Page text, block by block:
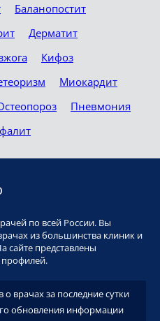
Баланопостит
Дерматит
Кифоз
Миокардит
Пневмония
по всей России. Вы
из большинства клиник и
сайте представлены
профилей.
врачах за последние сутки
обновления информации